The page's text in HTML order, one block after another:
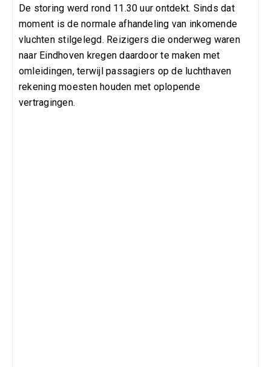
De storing werd rond 11.30 uur ontdekt. Sinds dat
moment is de normale afhandeling van inkomende
vluchten stilgelegd. Reizigers die onderweg waren
naar Eindhoven kregen daardoor te maken met
omleidingen, terwijl passagiers op de luchthaven
rekening moesten houden met oplopende
vertragingen.